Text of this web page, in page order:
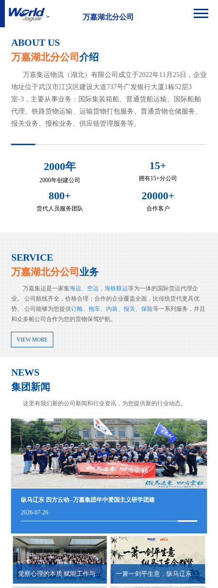
万嘉湖北分公司
ABOUT US
万嘉湖北分公司 介绍
万嘉集运物流（湖北）有限公司成立于2022年11月25日，企业
地址位于武汉市江汉区建设大道737号广发银行大厦1栋52层3
室-3，主要从事业务：国际集装箱船、普通货船运输、国际船舶
代理、铁路货物运输、运输货物打包服务、普通货物仓储服务、
报关业务、报检业务、供应链管理服务等。
2000年
2000年创建公司
15+
拥有15+分公司
800+
货代人员服务团队
20000+
合作客户
SERVICE
万嘉湖北分公司 业务
万嘉集运是一家集海运、空运，海铁联运等为一体的国际货运代理企
业。 公司航线齐全，价格合理；合作的企业覆盖全面，比传统货代更具优
势。 公司能够为您提供订舱、拖车、内装、报关、保险等一系列服务，并且
和众多船公司合作为您的货物保驾护航。
VIEW MORE
NEWS
集团新闻
这里有我们新的公司新闻和行业资讯，为您提供新的行业动态。
纵马辽东 四方云动--万嘉集团年中爱国主义研学团建
2026-07-26
觉察心理的本质 赋能工作与生活｜万嘉集团专项心理赋能培训 一箫一剑平生意，纵马辽东会群贤--吴绍勇总裁专题分享
收藏！货代操作流程(全)
2025-08-25
收藏！货代操作流程(全)[图片]整箱货(非危险品)海运出口流程 （仅供参
考） 整箱货(非危险品)海运出口流程大概流程如下：揽货→询价→订舱→接
受托运申....
查看更多
FBA（FulfillmentbyAmazon）是亚马逊提供的一种全球化物流解决方案，旨
在帮助卖家更便捷地将商品发送到客户手中。其中，FBA中转暂存是FBA服
务的一个环节，是指将从供应商处采购的商品先....
查看更多
LCL NB-BUSAN
2025-08-06
查看更多
LCL|NB--JSKARTA(TANJUNG PRIOK)
查看更多